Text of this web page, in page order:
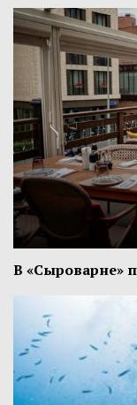
В «Сыроварне»